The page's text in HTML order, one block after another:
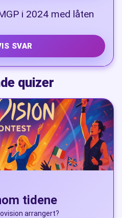
i 2024 med låten
SVAR
quizer
tidene
arrangert?